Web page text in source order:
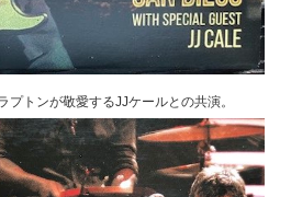
トンが敬愛するJJケールとの共演。